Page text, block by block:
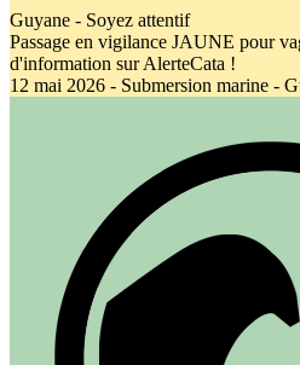
Guyane - Soyez attentif
Passage en vigilance JAUNE pour
d'information sur AlerteCata !
12 mai 2026 - Submersion marine -